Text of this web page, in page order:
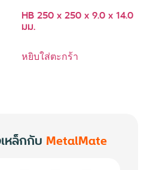
HB 250 x 250 x 9.0 x 14.0
มม.
หยิบใส่ตะกร้า
หล็กกับ MetalMate